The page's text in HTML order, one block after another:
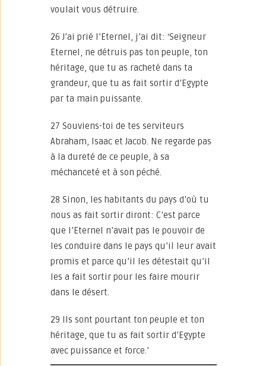
voulait vous détruire.
26 J’ai prié l’Eternel, j’ai dit: ‘Seigneur
Eternel, ne détruis pas ton peuple, ton
héritage, que tu as racheté dans ta
grandeur, que tu as fait sortir d’Egypte
par ta main puissante.
27 Souviens-toi de tes serviteurs
Abraham, Isaac et Jacob. Ne regarde pas
à la dureté de ce peuple, à sa
méchanceté et à son péché.
28 Sinon, les habitants du pays d’où tu
nous as fait sortir diront: C’est parce
que l’Eternel n’avait pas le pouvoir de
les conduire dans le pays qu’il leur avait
promis et parce qu’il les détestait qu’il
les a fait sortir pour les faire mourir
dans le désert.
29 Ils sont pourtant ton peuple et ton
héritage, que tu as fait sortir d’Egypte
avec puissance et force.’